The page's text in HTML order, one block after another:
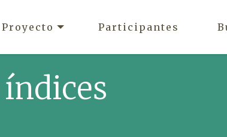
Proyecto Participantes
índices